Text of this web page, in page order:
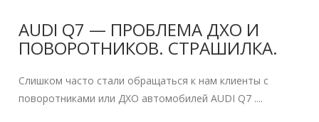
AUDI Q7 — ПРОБЛЕМА ДХО И
ПОВОРОТНИКОВ. СТРАШИЛКА.
Слишком часто стали обращаться к нам клиенты с
поворотниками или ДХО автомобилей AUDI Q7 ....